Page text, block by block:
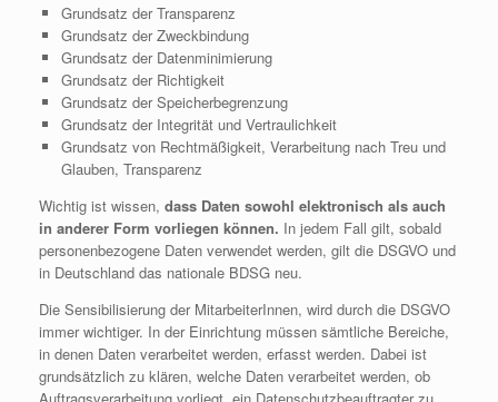
Grundsatz der Transparenz
Grundsatz der Zweckbindung
Grundsatz der Datenminimierung
Grundsatz der Richtigkeit
Grundsatz der Speicherbegrenzung
Grundsatz der Integrität und Vertraulichkeit
Grundsatz von Rechtmäßigkeit, Verarbeitung nach Treu und
Glauben, Transparenz
Wichtig ist wissen, dass Daten sowohl elektronisch als auch
in anderer Form vorliegen können. In jedem Fall gilt, sobald
personenbezogene Daten verwendet werden, gilt die DSGVO und
in Deutschland das nationale BDSG neu.
Die Sensibilisierung der MitarbeiterInnen, wird durch die DSGVO
immer wichtiger. In der Einrichtung müssen sämtliche Bereiche,
in denen Daten verarbeitet werden, erfasst werden. Dabei ist
grundsätzlich zu klären, welche Daten verarbeitet werden, ob
Auftragsverarbeitung vorliegt, ein Datenschutzbeauftragter zu